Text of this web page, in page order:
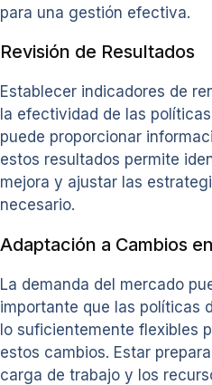
para una gestión efectiva.
Revisión de Resultados
Establecer indicadores de
la efectividad de las
puede proporcionar
estos resultados permite
mejora y ajustar las
necesario.
Adaptación a Cambios
La demanda del mercado
importante que las políticas
lo suficientemente flexibles
estos cambios. Estar
carga de trabajo y los